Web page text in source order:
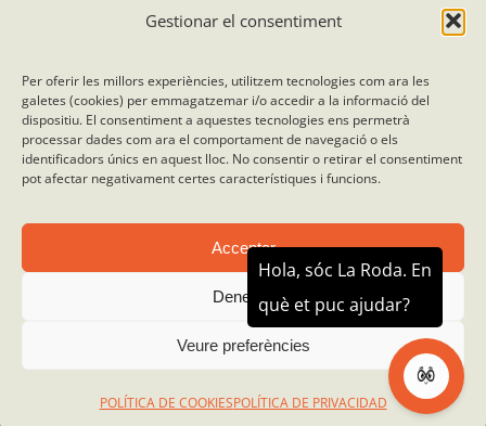
Gestionar el consentiment
Per oferir les millors experiències, utilitzem tecnologies com ara les
galetes (cookies) per emmagatzemar i/o accedir a la informació del
dispositiu. El consentiment a aquestes tecnologies ens permetrà
processar dades com ara el comportament de navegació o els
identificadors únics en aquest lloc. No consentir o retirar el consentiment
pot afectar negativament certes característiques i funcions.
Acceptar
Denegar
Veure preferències
POLÍTICA DE COOKIESPOLÍTICA DE PRIVACIDAD
Política de Privacidad|Aviso legal|
Condiciones generales del contrato de viajes combinado
| Diseñado y